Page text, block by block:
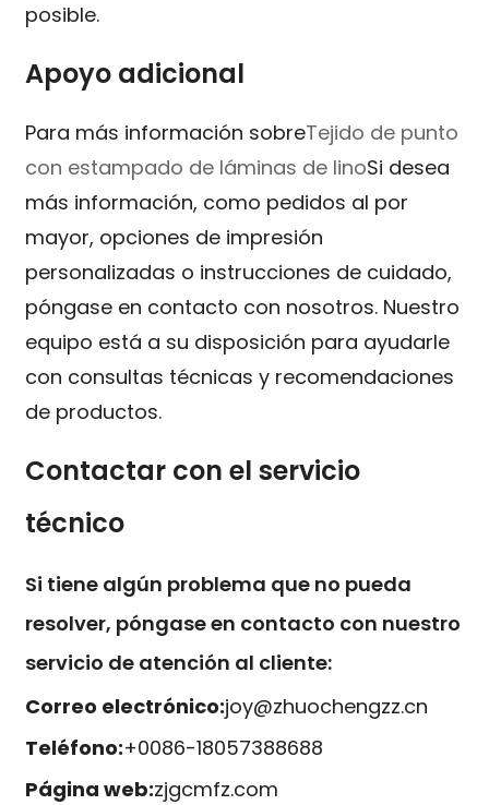
posible.
Apoyo adicional
Para más información sobreTejido de punto
con estampado de láminas de linoSi desea
más información, como pedidos al por
mayor, opciones de impresión
personalizadas o instrucciones de cuidado,
póngase en contacto con nosotros. Nuestro
equipo está a su disposición para ayudarle
con consultas técnicas y recomendaciones
de productos.
Contactar con el servicio
técnico
Si tiene algún problema que no pueda
resolver, póngase en contacto con nuestro
servicio de atención al cliente:
Correo electrónico:joy@zhuochengzz.cn
Teléfono:+0086-18057388688
Página web:zjgcmfz.com